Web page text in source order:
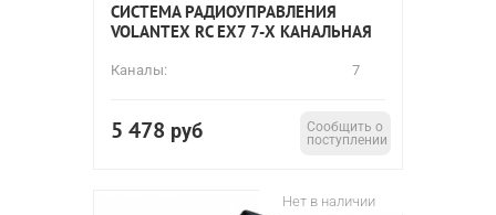
СИСТЕМА РАДИОУПРАВЛЕНИЯ
VOLANTEX RC EX7 7-Х КАНАЛЬНАЯ
Каналы: 7
5 478 руб
Сообщить о
поступлении
Нет в наличии